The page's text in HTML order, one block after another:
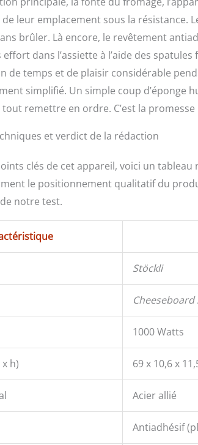
leur emplacement sous la résistance.
brûler. Là encore, le revêtement
dans l’assiette à l’aide des
de temps et de plaisir considérable
simplifié. Un simple coup d’éponge
remettre en ordre. C’est la promesse
et verdict de la rédaction
clés de cet appareil, voici un
le positionnement qualitatif du
notre test.
Stöckli
Cheeseboard
1000 Watts
h) 69 x 10,6 x
Acier allié
Antiadhésif